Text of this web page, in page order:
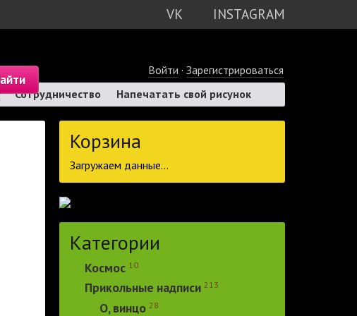
VK INSTAGRAM
Войти · Зарегистрироваться
Сотрудничество Напечатать свой рисунок
Корзина
Загружаем данные...
Категории
Космос 10
Прикольные надписи 213
О, винцо 28